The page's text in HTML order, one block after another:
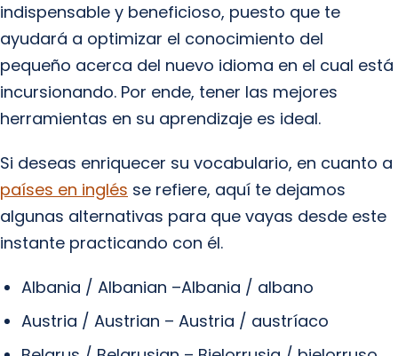
indispensable y beneficioso, puesto que te
ayudará a optimizar el conocimiento del
pequeño acerca del nuevo idioma en el cual está
incursionando. Por ende, tener las mejores
herramientas en su aprendizaje es ideal.
Si deseas enriquecer su vocabulario, en cuanto a
países en inglés se refiere, aquí te dejamos
algunas alternativas para que vayas desde este
instante practicando con él.
Albania / Albanian –Albania / albano
Austria / Austrian – Austria / austríaco